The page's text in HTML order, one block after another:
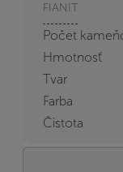
FIANIT
Počet
Hmotnosť
Tvar
Farba
Čistota